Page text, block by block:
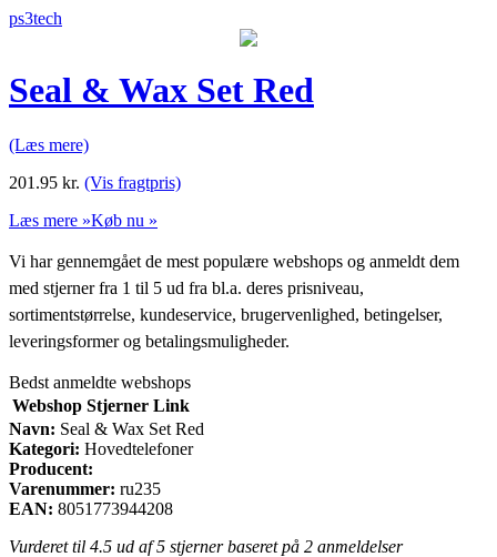
ps3tech
Seal & Wax Set Red
(Læs mere)
201.95 kr. (Vis fragtpris)
Læs mere »Køb nu »
Vi har gennemgået de mest populære webshops og anmeldt dem
med stjerner fra 1 til 5 ud fra bl.a. deres prisniveau,
sortimentstørrelse, kundeservice, brugervenlighed, betingelser,
leveringsformer og betalingsmuligheder.
Bedst anmeldte webshops
Webshop Stjerner Link
Navn: Seal & Wax Set Red
Kategori: Hovedtelefoner
Producent:
Varenummer: ru235
EAN: 8051773944208
Vurderet til 4.5 ud af 5 stjerner baseret på 2 anmeldelser